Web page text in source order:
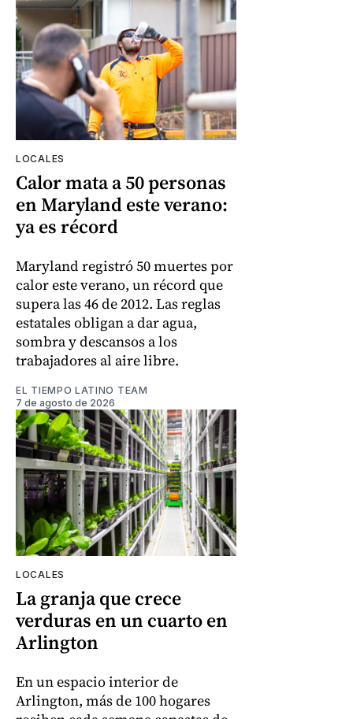
LOCALES
Calor mata a 50 personas
en Maryland este verano:
ya es récord
Maryland registró 50 muertes por
calor este verano, un récord que
supera las 46 de 2012. Las reglas
estatales obligan a dar agua,
sombra y descansos a los
trabajadores al aire libre.
EL TIEMPO LATINO TEAM
7 de agosto de 2026
LOCALES
La granja que crece
verduras en un cuarto en
Arlington
En un espacio interior de
Arlington, más de 100 hogares